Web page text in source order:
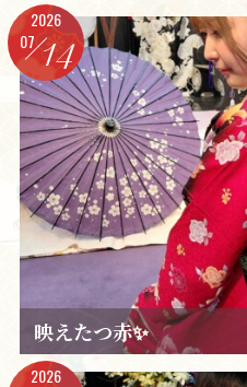
2026
07 14
映えたつ赤✨️
2026